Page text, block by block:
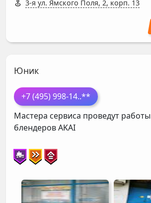
3-я ул. Ямского Поля, 2, корп. 13
Юник
+7 (495) 998-14..**
Мастера сервиса проведут
блендеровAKAI